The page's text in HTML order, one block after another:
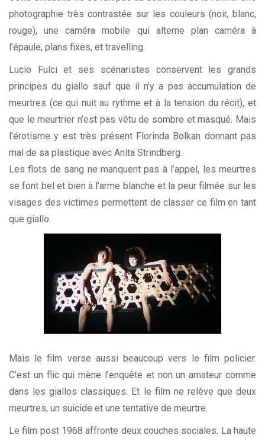
photographie très contrastée sur les couleurs (noir, blanc,
rouge), une caméra mobile qui alterne plan caméra à
l’épaule, plans fixes, et travelling.
Lucio Fulci et ses scénaristes conservent les grands
principes dugiallo sauf que il n’y a pas accumulation de
meurtres (ce qui nuit au rythme et à la tension du récit), et
que le meurtrier n’est pas vêtu de sombre et masqué. Mais
l’érotisme y est très présent Florinda Bolkan donnant pas
mal de sa plastique avec Anita Strindberg.
Les flots de sang ne manquent pas à l’appel, les meurtres
se font bel et bien à l’arme blanche et la peur filmée sur les
visages des victimes permettent de classer ce film en tant
que giallo.
Mais le film verse aussi beaucoup vers le film policier.
C’est un flic qui mène l’enquête et non un amateur comme
dans les giallos classiques. Et le film ne relève que deux
meurtres, un suicide et une tentative de meurtre.
Le film post 1968 affronte deux couches sociales. La haute